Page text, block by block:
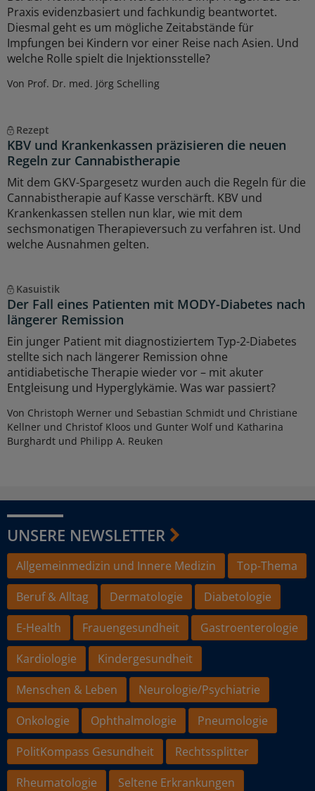
Praxis evidenzbasiert und fachkundig beantwortet.
Diesmal geht es um mögliche Zeitabstände für
Impfungen bei Kindern vor einer Reise nach Asien. Und
welche Rolle spielt die Injektionsstelle?
Von Prof. Dr. med. Jörg Schelling
Rezept
KBV und Krankenkassen präzisieren die neuen
Regeln zur Cannabistherapie
Mit dem GKV-Spargesetz wurden auch die Regeln für die
Cannabistherapie auf Kasse verschärft. KBV und
Krankenkassen stellen nun klar, wie mit dem
sechsmonatigen Therapieversuch zu verfahren ist. Und
welche Ausnahmen gelten.
Kasuistik
Der Fall eines Patienten mit MODY-Diabetes nach
längerer Remission
Ein junger Patient mit diagnostiziertem Typ-2-Diabetes
stellte sich nach längerer Remission ohne
antidiabetische Therapie wieder vor – mit akuter
Entgleisung und Hyperglykämie. Was war passiert?
Von Christoph Werner und Sebastian Schmidt und Christiane
Kellner und Christof Kloos und Gunter Wolf und Katharina
Burghardt und Philipp A. Reuken
UNSERE NEWSLETTER
Allgemeinmedizin und Innere Medizin
Top-Thema
Beruf & Alltag
Dermatologie
Diabetologie
E-Health
Frauengesundheit
Gastroenterologie
Kardiologie
Kindergesundheit
Menschen & Leben
Neurologie/Psychiatrie
Onkologie
Ophthalmologie
Pneumologie
PolitKompass Gesundheit
Rechtssplitter
Rheumatologie
Seltene Erkrankungen